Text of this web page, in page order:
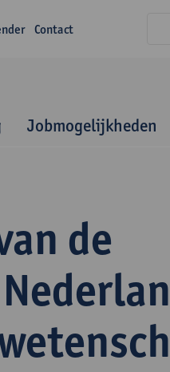
Contact
Jobmogelijkheden
de